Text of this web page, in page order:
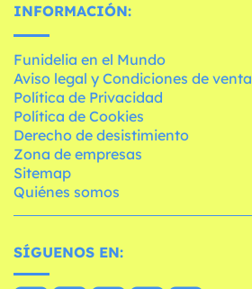
INFORMACIÓN:
Funidelia en el Mundo
Aviso legal y Condiciones de venta
Política de Privacidad
Política de Cookies
Derecho de desistimiento
Zona de empresas
Sitemap
Quiénes somos
SÍGUENOS EN: